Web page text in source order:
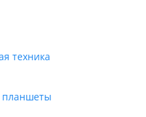
техника